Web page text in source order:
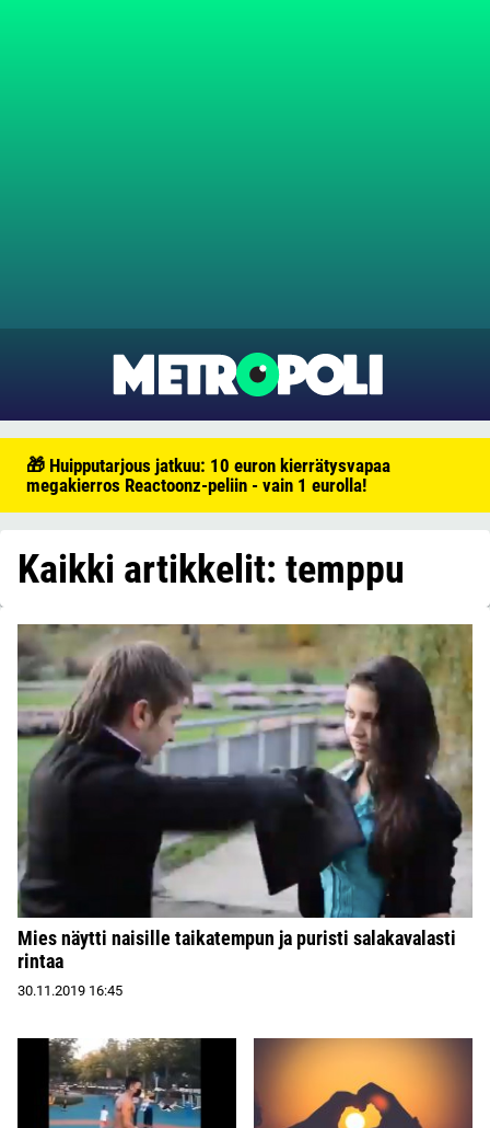
🎁 Huipputarjous jatkuu: 10 euron kierrätysvapaa
megakierros Reactoonz-peliin - vain 1 eurolla!
Kaikki artikkelit: temppu
Mies näytti naisille taikatempun ja puristi salakavalasti
rintaa
30.11.2019 16:45